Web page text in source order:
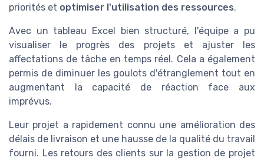
priorités et optimiser l'utilisation des ressources.
Avec un tableau Excel bien structuré, l'équipe a pu
visualiser le progrès des projets et ajuster les
affectations de tâche en temps réel. Cela a également
permis de diminuer les goulots d'étranglement tout en
augmentant la capacité de réaction face aux
imprévus.
Leur projet a rapidement connu une amélioration des
délais de livraison et une hausse de la qualité du travail
fourni. Les retours des clients sur la gestion de projet